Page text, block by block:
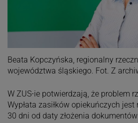
Beata Kopczyńska, regionalny
województwa śląskiego. Fot. Z
W ZUS-ie potwierdzają, że problem
Wypłata zasiłków opiekuńczych
30 dni od daty złożenia